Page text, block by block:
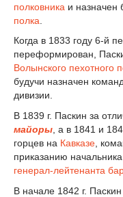
полковника и назначен
полка
Когда в 1833 году 6-й
переформирован,
Волынского пехотного
будучи назначен
дивизии.
В 1839 г. Паскин за
майоры , а в 1841 и
горцев на Кавказе ,
приказанию
генерал-лейтенанта
В начале 1842 г.